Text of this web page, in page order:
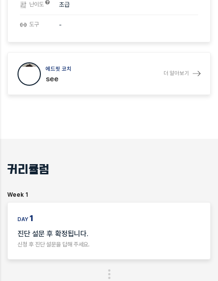
난이도 초급
도구 -
에드핏 코치
see
더 알아보기
커리큘럼
Week 1
DAY 1
진단 설문 후 확정됩니다.
신청 후 진단 설문을 답해 주세요.